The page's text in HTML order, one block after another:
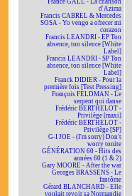
France GALL - La chanson
d'Azima
Francis CABREL & Mercedes
SOSA - Yo vengo a ofrecer mi
corazon
Francis LEANDRI - EP Ton
absence, ton silence [White
Label]
Francis LEANDRI - SP Ton
absence, ton silence [White
Label]
Franck DIDIER - Pour la
première fois [Test Pressing]
François FELDMAN - Le
serpent qui danse
Frédéric BERTHELOT -
Privilège [maxi]
Frédéric BERTHELOT -
Privilège [SP]
G-I JOE - (I'm sorry) Don't
worry tonite
GÉNÉRATION 60 - Hits des
années 60 (1 & 2)
Gary MOORE - After the war
Georges BRASSENS - Le
fantôme
Gérard BLANCHARD - Elle
voulait revoir sa Normandie